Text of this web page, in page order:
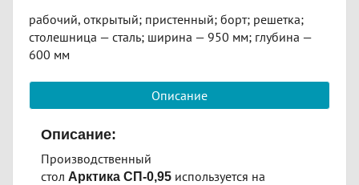
рабочий, открытый; пристенный; борт; решетка;
столешница — сталь; ширина — 950 мм; глубина —
600 мм
Описание
Описание:
Производственный
стол Арктика СП-0,95 используется на